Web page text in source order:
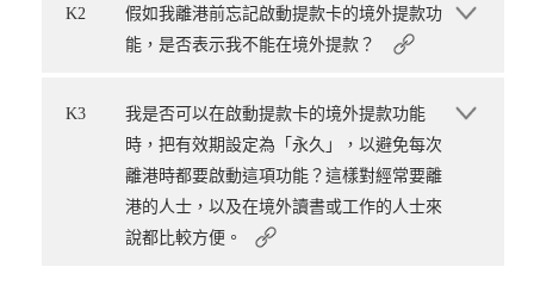
K2
假如我離港前忘記啟動提款卡的境外提款功
能，是否表示我不能在境外提款？
K3
我是否可以在啟動提款卡的境外提款功能
時，把有效期設定為「永久」，以避免每次
離港時都要啟動這項功能？這樣對經常要離
港的人士，以及在境外讀書或工作的人士來
說都比較方便。